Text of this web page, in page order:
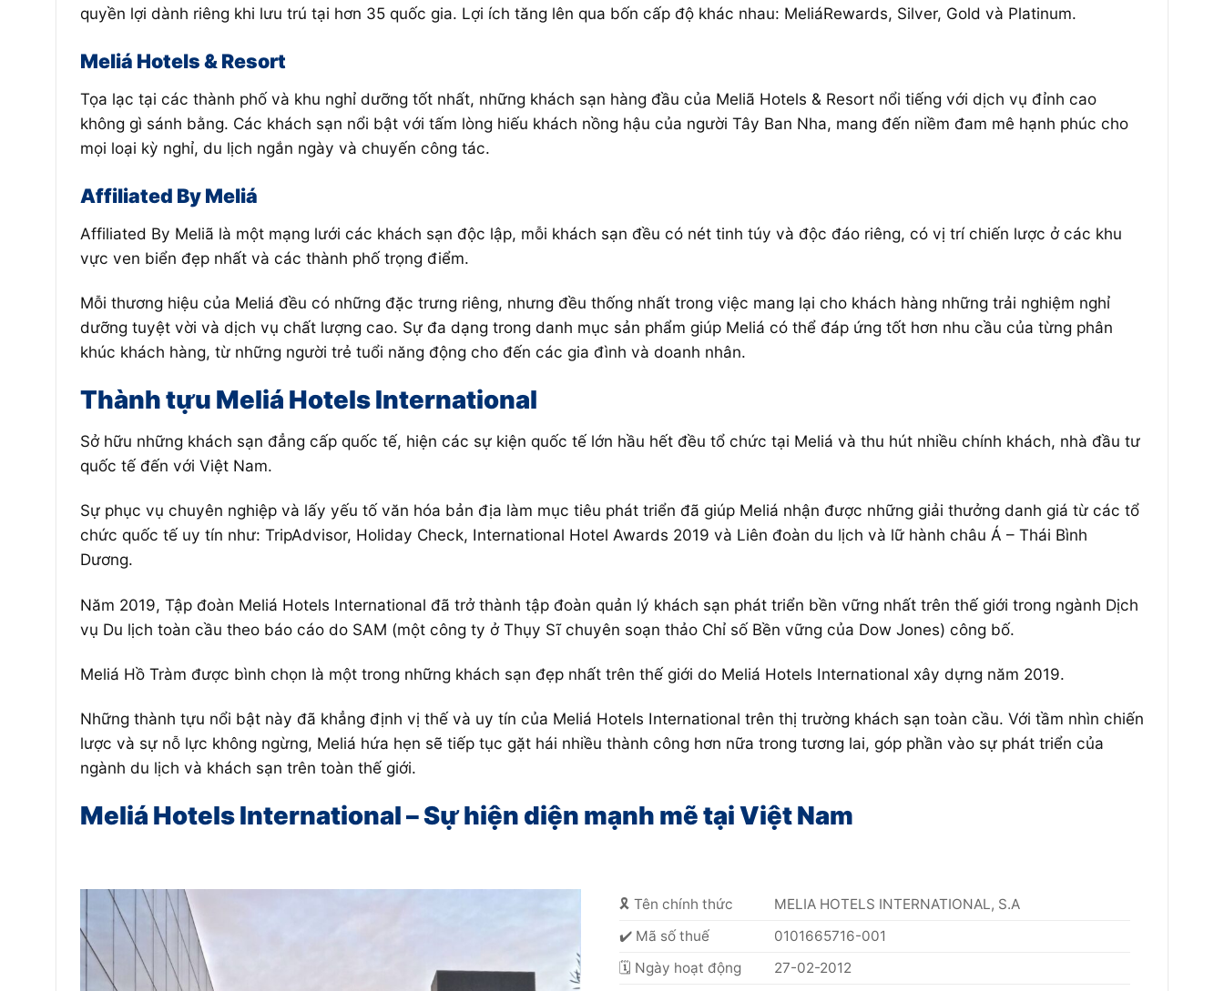
quyền lợi dành riêng khi lưu trú tại hơn 35 quốc gia. Lợi ích tăng lên qua bốn cấp độ khác nhau: MeliáRewards, Silver, Gold và Platinum.
Meliá Hotels& Resort
Tọa lạc tại các thành phố và khu nghỉ dưỡng tốt nhất, những khách sạn hàng đầu của Meliã Hotels & Resortnổi tiếng với dịch vụ đỉnh cao
không gì sánh bằng. Các khách sạn nổi bật với tấm lòng hiếu khách nồng hậu của người Tây Ban Nha, mang đến niềm đam mê hạnh phúc cho
mọi loại kỳ nghỉ, du lịch ngắn ngày và chuyến công tác.
Affiliated By Meliá
Affiliated By Meliã là một mạng lưới các khách sạn độc lập, mỗi khách sạn đều có nét tinh túy và độc đáo riêng, có vị trí chiến lược ở các khu
vực ven biển đẹp nhất và các thành phố trọng điểm.
Mỗi thương hiệu của Meliá đều có những đặc trưng riêng, nhưng đều thống nhất trong việc mang lại cho khách hàng những trải nghiệm nghỉ
dưỡng tuyệt vời và dịch vụ chất lượng cao. Sự đa dạng trong danh mục sản phẩm giúp Meliá có thể đáp ứng tốt hơn nhu cầu của từng phân
khúc khách hàng, từ những người trẻ tuổi năng động cho đến các gia đình và doanh nhân.
Thành tựu Meliá Hotels International
Sở hữu những khách sạn đẳng cấp quốc tế, hiện các sự kiện quốc tế lớn hầu hết đều tổ chức tại Meliá và thu hút nhiều chính khách, nhà đầu tư
quốc tế đến với Việt Nam.
Sự phục vụ chuyên nghiệp và lấy yếu tố văn hóa bản địa làm mục tiêu phát triển đã giúp Meliá nhận được những giải thưởng danh giá từ các tổ
chức quốc tế uy tín như: TripAdvisor, Holiday Check, International Hotel Awards 2019 và Liên đoàn du lịch và lữ hành châu Á – Thái Bình
Dương.
Năm 2019, Tập đoàn Meliá Hotels International đã trở thành tập đoàn quản lý khách sạn phát triển bền vững nhất trên thế giới trong ngành Dịch
vụ Du lịch toàn cầu theo báo cáo do SAM (một công ty ở Thụy Sĩ chuyên soạn thảo Chỉ số Bền vững của Dow Jones) công bố.
Meliá Hồ Tràm được bình chọn là một trong những khách sạn đẹp nhất trên thế giới do Meliá Hotels International xây dựng năm 2019.
Những thành tựu nổi bật này đã khẳng định vị thế và uy tín của Meliá Hotels International trên thị trường khách sạn toàn cầu. Với tầm nhìn chiến
lược và sự nỗ lực không ngừng, Meliá hứa hẹn sẽ tiếp tục gặt hái nhiều thành công hơn nữa trong tương lai, góp phần vào sự phát triển của
ngành du lịch và khách sạn trên toàn thế giới.
Meliá Hotels International – Sự hiện diện mạnh mẽ tại Việt Nam
🎗️ Tên chính thức
MELIA HOTELS INTERNATIONAL, S.A
✔️ Mã số thuế
0101665716-001
🗓 Ngày hoạt động
27-02-2012